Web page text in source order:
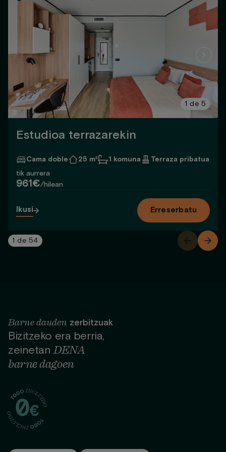
1 de 5
Estudioa terrazarekin
Cama doble 25 m² 1 komuna
Terraza pribatua
tik aurrera
961€/hilean
Ikusi Erreserbatu
1 de 54
Barne dauden zerbitzuak
Bizitzeko era berria,
zeinetanDENA
barne dagoen